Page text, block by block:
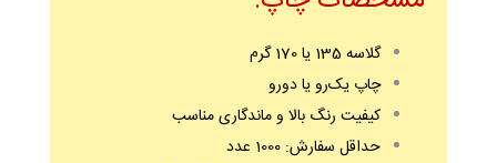
گلاسه 135 یا 170 گرم
چاپ یک‌رو یا دورو
کیفیت رنگ بالا و ماندگاری مناسب
حداقل سفارش: 1000 عدد